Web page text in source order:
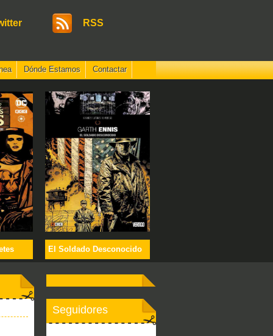
RSS
Dónde Estamos Contactar
El Soldado Desconocido
Seguidores